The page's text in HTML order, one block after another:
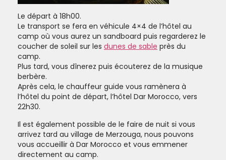
Le départ à 18h00.
Le transport se fera en véhicule 4×4 de l’hôtel au
camp où vous aurez un sandboard puis regarderez le
coucher de soleil sur les dunes de sable près du
camp.
Plus tard, vous dînerez puis écouterez de la musique
berbère.
Après cela, le chauffeur guide vous ramènera à
l’hôtel du point de départ, l’hôtel Dar Morocco, vers
22h30.
Il est également possible de le faire de nuit si vous
arrivez tard au village de Merzouga, nous pouvons
vous accueillir à Dar Morocco et vous emmener
directement au camp.